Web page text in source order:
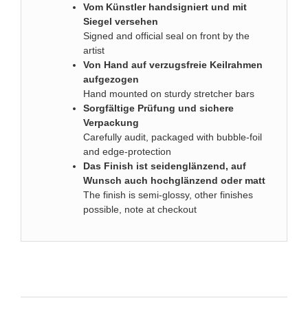
Vom Künstler handsigniert und mit
Siegel versehen
Signed and official seal on front by the
artist
Von Hand auf verzugsfreie Keilrahmen
aufgezogen
Hand mounted on sturdy stretcher bars
Sorgfältige Prüfung und sichere
Verpackung
Carefully audit, packaged with bubble-foil
and edge-protection
Das Finish ist seidenglänzend, auf
Wunsch auch hochglänzend oder matt
The finish is semi-glossy, other finishes
possible, note at checkout